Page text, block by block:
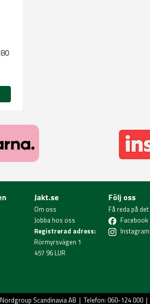
Jakt.se
Om oss
Jobba hos oss
Registrerad adress:
Rörmyrsvägen 1
457 96 LUR
Följ oss
Få reda på
Facebook
Instagram
Nordgroup Scandinavia AB | Telefon: 060-124 000 |